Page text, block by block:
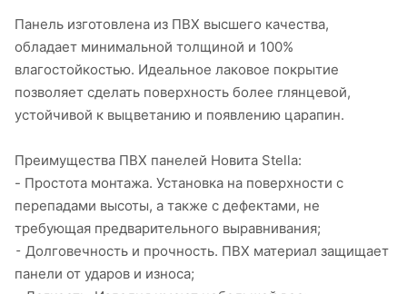
Панель изготовлена из ПВХ высшего качества,
обладает минимальной толщиной и 100%
влагостойкостью. Идеальное лаковое покрытие
позволяет сделать поверхность более глянцевой,
устойчивой к выцветанию и появлению царапин.
Преимущества ПВХ панелей Новита Stella:
- Простота монтажа. Установка на поверхности с
перепадами высоты, а также с дефектами, не
требующая предварительного выравнивания;
⁃ Долговечность и прочность. ПВХ материал защищает
панели от ударов и износа;